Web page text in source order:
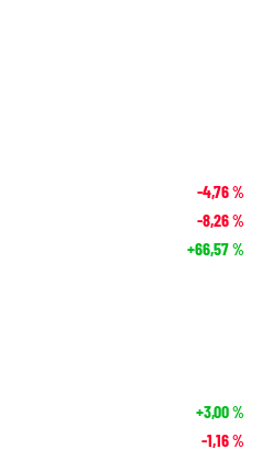
-4,76%
-8,26%
+66,57%
+3,00%
-1,16%